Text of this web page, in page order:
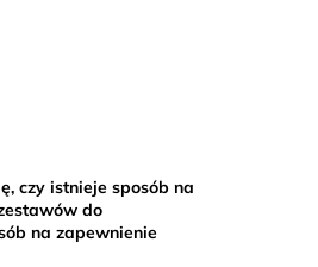
czy istnieje sposób na
do
na zapewnienie